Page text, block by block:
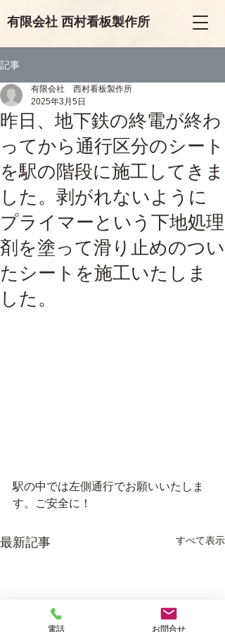
有限会社西村看板製作所
記事
昨日、地下鉄の終電が終わ
ってから通行区分のシート
を駅の階段に施工してきま
した。剥がれないように
プライマーという下地処理
剤を塗って滑り止めのつい
たシートを施工いたしま
した。
有限会社 西村看板製作所
2025年3月5日
駅の中では左側通行でお願いいたしま
す。ご安全に！
最新記事 すべて表示
電話 お問合せ